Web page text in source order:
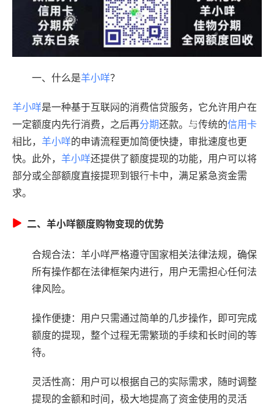
一、什么是羊小咩？
羊小咩是一种基于互联网的消费信贷服务，它允许用户在
一定额度内先行消费，之后再分期还款。与传统的信用卡
相比， 羊小咩的申请流程更加简便快捷，审批速度也更
快。此外， 羊小咩还提供了额度提现的功能，用户可以将
部分或全部额度直接提现到银行卡中，满足紧急资金需
求。
二、羊小咩额度购物变现的优势
合规合法：羊小咩严格遵守国家相关法律法规，确保
所有操作都在法律框架内进行，用户无需担心任何法
律风险。
操作便捷：用户只需通过简单的几步操作，即可完成
额度的提现，整个过程无需繁琐的手续和长时间的等
待。
灵活性高：用户可以根据自己的实际需求，随时调整
提现的金额和时间，极大地提高了资金使用的灵活